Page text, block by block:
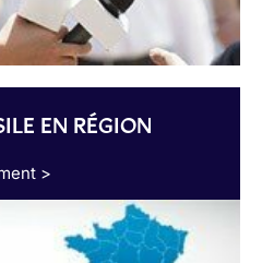
EN RÉGION
>